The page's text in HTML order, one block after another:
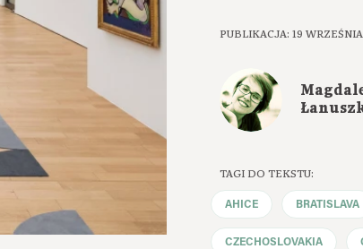
PUBLIKACJA: 19
TAGI DO TEKSTU:
AHICE BRATISLAVA
CZECHOSLOVAKIA